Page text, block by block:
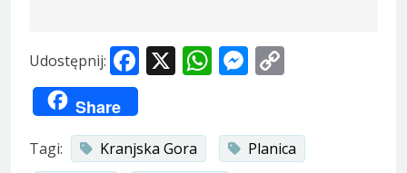
Udostępnij: Facebook
X WhatsApp
Messenger
Share
Tagi: Kranjska Gora
Planica